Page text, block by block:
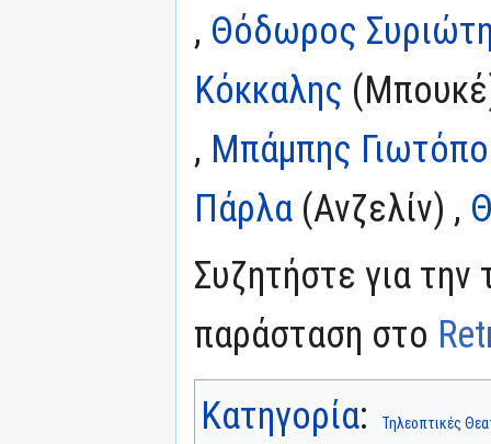
, Θόδωρος
Κόκκαλης
, Μπάμπης
Πάρλα (Ανζελίν) ,
Συζητήστε για την
παράσταση στο
Κατηγορία: Τηλεοπτικές